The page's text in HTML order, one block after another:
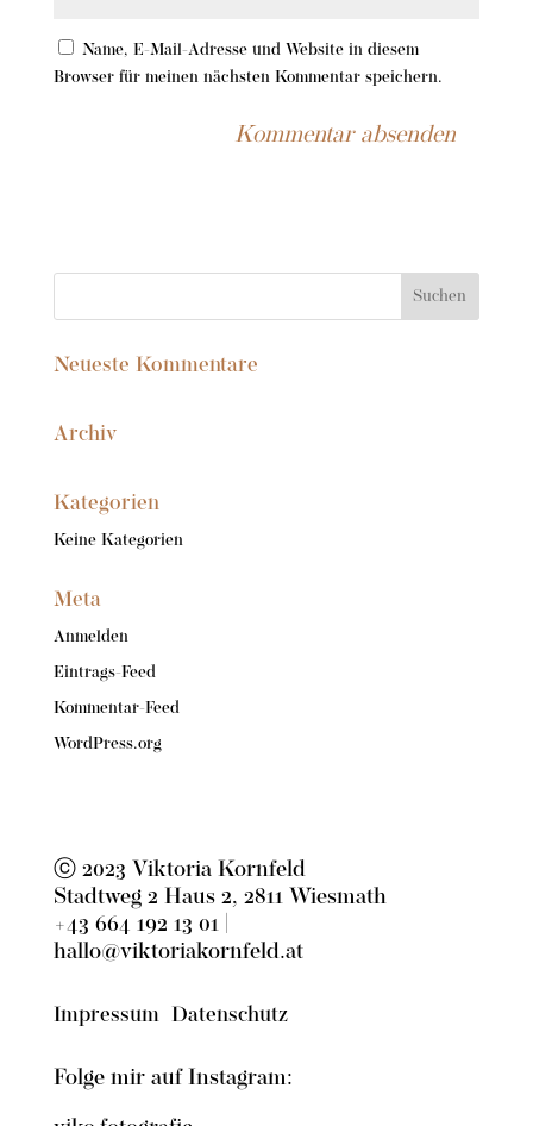
Name, E-Mail-Adresse und Website in diesem
Browser für meinen nächsten Kommentar speichern.
Neueste Kommentare
Archiv
Kategorien
Keine Kategorien
Meta
Anmelden
Eintrags-Feed
Kommentar-Feed
WordPress.org
ⓒ 2023 Viktoria Kornfeld
Stadtweg 2 Haus 2, 2811 Wiesmath
+43 664 192 13 01|
hallo@viktoriakornfeld.at
Impressum Datenschutz
Folge mir auf Instagram: